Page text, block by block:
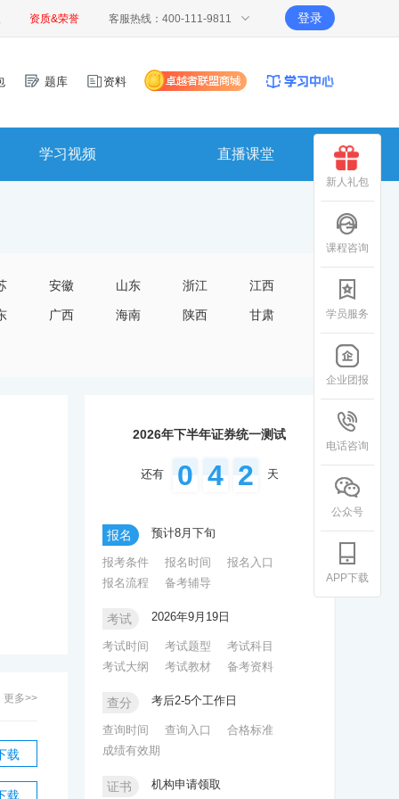
资质&荣誉 客服热线：400-111-9811 登录
题库 资料
学习视频 直播课堂
安徽 山东 浙江 江西
广西 海南 陕西 甘肃
更多>>
载
载
2026年下半年证券统一测试
还有 0 4 2 天
报名 预计8月下旬
报考条件 报名时间
报名入口
报名流程
备考辅导
考试 2026年9月19日
考试时间 考试题型
考试科目
考试大纲
考试教材 备考资料
查分 考后2-5个工作日
查询时间 查询入口
合格标准
成绩有效期
证书 机构申请领取
新人礼包
课程咨询
学员服务
企业团报
电话咨询
公众号
APP下载